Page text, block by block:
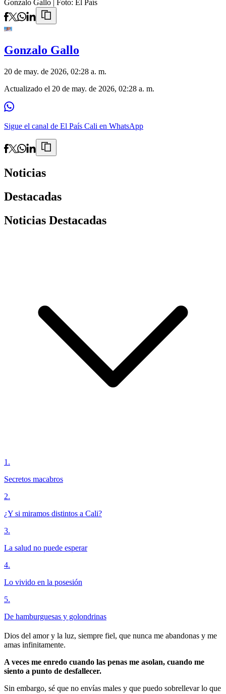
Gonzalo Gallo | Foto: El País
Gonzalo Gallo
20 de may. de 2026, 02:28 a. m.
Actualizado el 20 de may. de 2026, 02:28 a. m.
Sigue el canal de El País Cali en WhatsApp
Noticias
Destacadas
Noticias Destacadas
1 .
Secretos macabros
2.
¿Y si miramos distintos a Cali?
3.
La salud no puede esperar
4.
Lo vivido en la posesión
5.
De hamburguesas y golondrinas
Dios del amor y la luz, siempre fiel, que nunca me abandonas y me
amas infinitamente.
A veces me enredo cuando las penas me asolan, cuando me
siento a punto de desfallecer.
Sin embargo, sé que no envías males y que puedo sobrellevar lo que